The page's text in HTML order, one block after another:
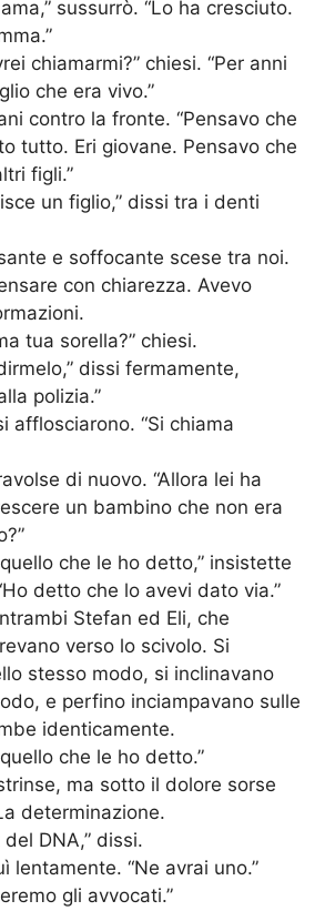
sussurrò. “Lo ha cresciuto.
chiamarmi?” chiesi. “Per anni
che era vivo.”
contro la fronte. “Pensavo che
tutto. Eri giovane. Pensavo che
figli.”
un figlio,” dissi tra i denti
e soffocante scese tra noi.
con chiarezza. Avevo
tua sorella?” chiesi.
dissi fermamente,
polizia.”
afflosciarono. “Si chiama
di nuovo. “Allora lei ha
un bambino che non era
che le ho detto,” insistette
detto che lo avevi dato via.”
Stefan ed Eli, che
verso lo scivolo. Si
stesso modo, si inclinavano
e perfino inciampavano sulle
identicamente.
che le ho detto.”
ma sotto il dolore sorse
determinazione.
DNA,” dissi.
lentamente. “Ne avrai uno.”
gli avvocati.”